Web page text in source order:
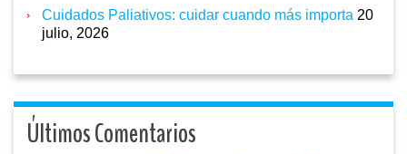
Cuidados Paliativos: cuidar cuando más importa 20
julio, 2026
Últimos Comentarios